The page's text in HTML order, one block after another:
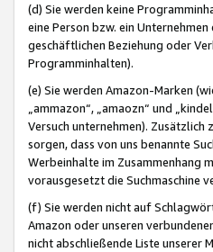
(d) Sie werden keine
eine Person bzw. ein
geschäftlichen Beziehung oder
Programminhalten).
(e) Sie werden Amazon-Marken
„ammazon“, „amaozn“ und
Versuch unternehmen).
sorgen, dass von uns benannte
Werbeinhalte im Zusammenhang
vorausgesetzt die Suchmaschine
(f) Sie werden nicht auf
Amazon oder unseren
nicht abschließende Liste unserer